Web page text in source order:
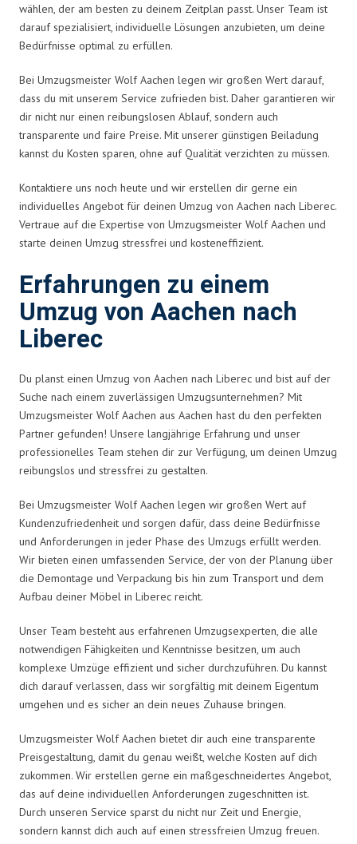
wählen, der am besten zu deinem Zeitplan passt. Unser Team ist
darauf spezialisiert, individuelle Lösungen anzubieten, um deine
Bedürfnisse optimal zu erfüllen.
Bei Umzugsmeister Wolf Aachen legen wir großen Wert darauf,
dass du mit unserem Service zufrieden bist. Daher garantieren wir
dir nicht nur einen reibungslosen Ablauf, sondern auch
transparente und faire Preise. Mit unserer günstigen Beiladung
kannst du Kosten sparen, ohne auf Qualität verzichten zu müssen.
Kontaktiere uns noch heute und wir erstellen dir gerne ein
individuelles Angebot für deinen Umzug von Aachen nach Liberec.
Vertraue auf die Expertise von Umzugsmeister Wolf Aachen und
starte deinen Umzug stressfrei und kosteneffizient.
Erfahrungen zu einem
Umzug von Aachen nach
Liberec
Du planst einen Umzug von Aachen nach Liberec und bist auf der
Suche nach einem zuverlässigen Umzugsunternehmen? Mit
Umzugsmeister Wolf Aachen aus Aachen hast du den perfekten
Partner gefunden! Unsere langjährige Erfahrung und unser
professionelles Team stehen dir zur Verfügung, um deinen Umzug
reibungslos und stressfrei zu gestalten.
Bei Umzugsmeister Wolf Aachen legen wir großen Wert auf
Kundenzufriedenheit und sorgen dafür, dass deine Bedürfnisse
und Anforderungen in jeder Phase des Umzugs erfüllt werden.
Wir bieten einen umfassenden Service, der von der Planung über
die Demontage und Verpackung bis hin zum Transport und dem
Aufbau deiner Möbel in Liberec reicht.
Unser Team besteht aus erfahrenen Umzugsexperten, die alle
notwendigen Fähigkeiten und Kenntnisse besitzen, um auch
komplexe Umzüge effizient und sicher durchzuführen. Du kannst
dich darauf verlassen, dass wir sorgfältig mit deinem Eigentum
umgehen und es sicher an dein neues Zuhause bringen.
Umzugsmeister Wolf Aachen bietet dir auch eine transparente
Preisgestaltung, damit du genau weißt, welche Kosten auf dich
zukommen. Wir erstellen gerne ein maßgeschneidertes Angebot,
das auf deine individuellen Anforderungen zugeschnitten ist.
Durch unseren Service sparst du nicht nur Zeit und Energie,
sondern kannst dich auch auf einen stressfreien Umzug freuen.